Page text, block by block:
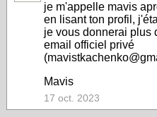
je m'appelle mavis
en lisant ton profil,
je vous donnerai plus
email officiel privé
Mavis
17 oct. 2023